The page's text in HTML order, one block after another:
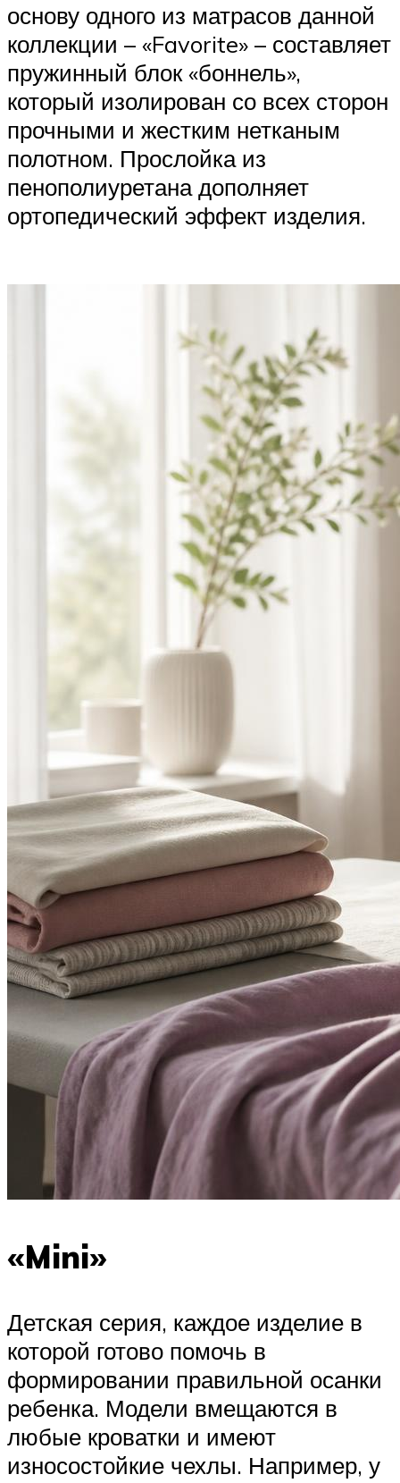
основу одного из матрасов данной
коллекции – «Favorite» – составляет
пружинный блок «боннель»,
который изолирован со всех сторон
прочными и жестким нетканым
полотном. Прослойка из
пенополиуретана дополняет
ортопедический эффект изделия.
«Mini»
Детская серия, каждое изделие в
которой готово помочь в
формировании правильной осанки
ребенка. Модели вмещаются в
любые кроватки и имеют
износостойкие чехлы. Например, у